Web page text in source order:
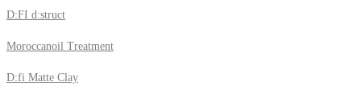
D:FI d:struct
Moroccanoil Treatment
D:fi Matte Clay